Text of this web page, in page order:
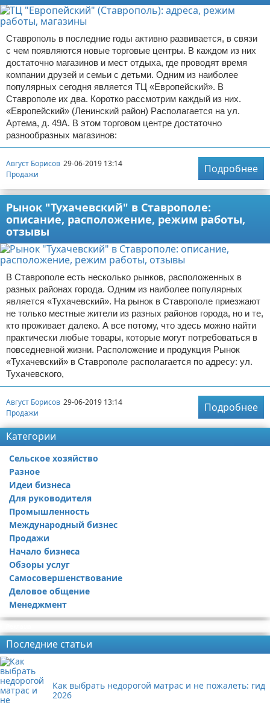
Ставрополь в последние годы активно развивается, в связи
с чем появляются новые торговые центры. В каждом из них
достаточно магазинов и мест отдыха, где проводят время
компании друзей и семьи с детьми. Одним из наиболее
популярных сегодня является ТЦ «Европейский». В
Ставрополе их два. Коротко рассмотрим каждый из них.
«Европейский» (Ленинский район) Располагается на ул.
Артема, д. 49А. В этом торговом центре достаточно
разнообразных магазинов:
Август Борисов 29-06-2019 13:14
Продажи
Подробнее
Рынок "Тухачевский" в Ставрополе:
описание, расположение, режим работы,
отзывы
В Ставрополе есть несколько рынков, расположенных в
разных районах города. Одним из наиболее популярных
является «Тухачевский». На рынок в Ставрополе приезжают
не только местные жители из разных районов города, но и те,
кто проживает далеко. А все потому, что здесь можно найти
практически любые товары, которые могут потребоваться в
повседневной жизни. Расположение и продукция Рынок
«Тухачевский» в Ставрополе располагается по адресу: ул.
Тухачевского,
Август Борисов 29-06-2019 13:14
Продажи
Подробнее
Категории
Сельское хозяйство
Разное
Идеи бизнеса
Для руководителя
Промышленность
Международный бизнес
Продажи
Начало бизнеса
Обзоры услуг
Самосовершенствование
Деловое общение
Менеджмент
Последние статьи
Как выбрать недорогой матрас и не пожалеть: гид
2026